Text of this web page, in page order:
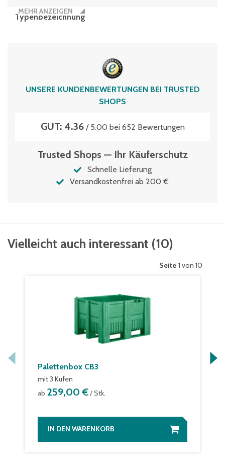
Typenbezeichnung
610 Liter
MEHR ANZEIGEN
UNSERE KUNDENBEWERTUNGEN BEI TRUSTED
SHOPS
GUT: 4.36/ 5.00 bei 652 Bewertungen
Trusted Shops — Ihr Käuferschutz
Schnelle Lieferung
Versandkostenfrei ab 200 €
Vielleicht auch interessant (10)
Seite 1 von 10
Palettenbox CB3
mit 3 Kufen
ab 259,00 €/ Stk.
IN DEN WARENKORB